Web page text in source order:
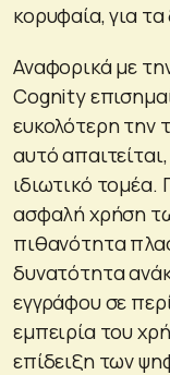
κορυφαία, για
Αναφορικά με
Cognity
ευκολότερη την
αυτό
ιδιωτικό τομέα.
ασφαλή χρήση
πιθανότητα
δυνατότητα
εγγράφου σε
εμπειρία του
επίδειξη των